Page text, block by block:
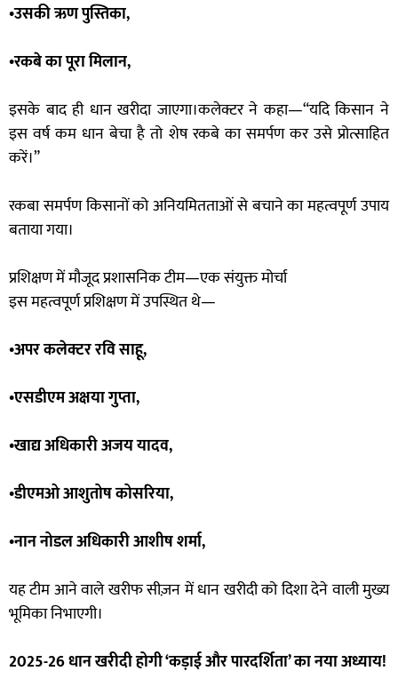
•उसकी ऋण पुस्तिका,
•रकबे का पूरा मिलान,
इसके बाद ही धान खरीदा जाएगा।कलेक्टर ने कहा—“यदि किसान ने
इस वर्ष कम धान बेचा है तो शेष रकबे का समर्पण कर उसे प्रोत्साहित
करें।”
रकबा समर्पण किसानों को अनियमितताओं से बचाने का महत्वपूर्ण उपाय
बताया गया।
प्रशिक्षण में मौजूद प्रशासनिक टीम—एक संयुक्त मोर्चा
इस महत्वपूर्ण प्रशिक्षण में उपस्थित थे—
•अपर कलेक्टर रवि साहू,
•एसडीएम अक्षया गुप्ता,
•खाद्य अधिकारी अजय यादव,
•डीएमओ आशुतोष कोसरिया,
•नान नोडल अधिकारी आशीष शर्मा,
यह टीम आने वाले खरीफ सीज़न में धान खरीदी को दिशा देने वाली मुख्य
भूमिका निभाएगी।
2025-26 धान खरीदी होगी ‘कड़ाई और पारदर्शिता’ का नया अध्याय!